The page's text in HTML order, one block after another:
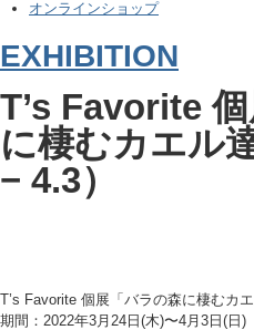
オンラインショップ
EXHIBITION
T’s Favorite
に棲むカエル
− 4.3）
T’s Favorite 個展「バラの森に棲むカエ
期間：2022年3月24日(木)〜4月3日(日)